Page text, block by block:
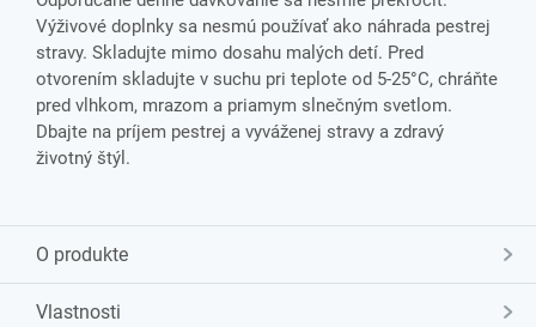
Výživové doplnky sa nesmú používať ako náhrada pestrej
stravy. Skladujte mimo dosahu malých detí. Pred
otvorením skladujte v suchu pri teplote od 5-25°C, chráňte
pred vlhkom, mrazom a priamym slnečným svetlom.
Dbajte na príjem pestrej a vyváženej stravy a zdravý
životný štýl.
O produkte
Vlastnosti